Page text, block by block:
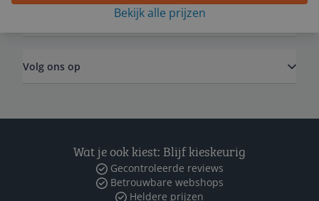
Bekijk alle prijzen
Volg ons op
Wat je ook kiest: Blijf kieskeurig
Gecontroleerde reviews
Betrouwbare webshops
Heldere prijzen